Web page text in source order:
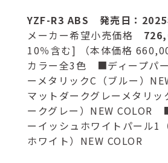
YZF-R3 ABS 発売日：2025
メーカー希望小売価格
10％含む] （本体価格
カラー全3色 ■ディープパ
ーメタリックC（ブルー）
マットダークグレーメタリッ
ークグレー）NEW COLOR
ーイッシュホワイトパール1
ホワイト）NEW COLOR